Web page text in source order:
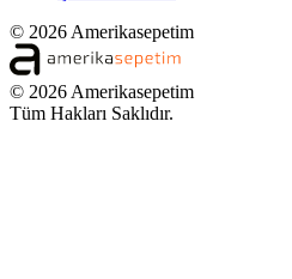
© 2026 Amerikasepetim
© 2026 Amerikasepetim
Tüm Hakları Saklıdır.